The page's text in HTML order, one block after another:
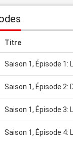
Titre
Saison 1, Épisode 1:
Saison 1, Épisode 2:
Saison 1, Épisode 3:
Saison 1, Épisode 4: